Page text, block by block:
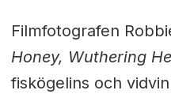
Filmfotografen
Honey, Wuthering
fiskögelins och